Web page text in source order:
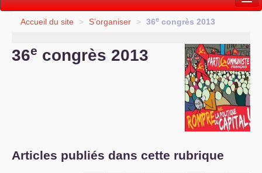
Vie politique
Accueil du site > S’organiser > 36e congrès 2013
36e congrès 2013
Articles publiés dans cette rubrique